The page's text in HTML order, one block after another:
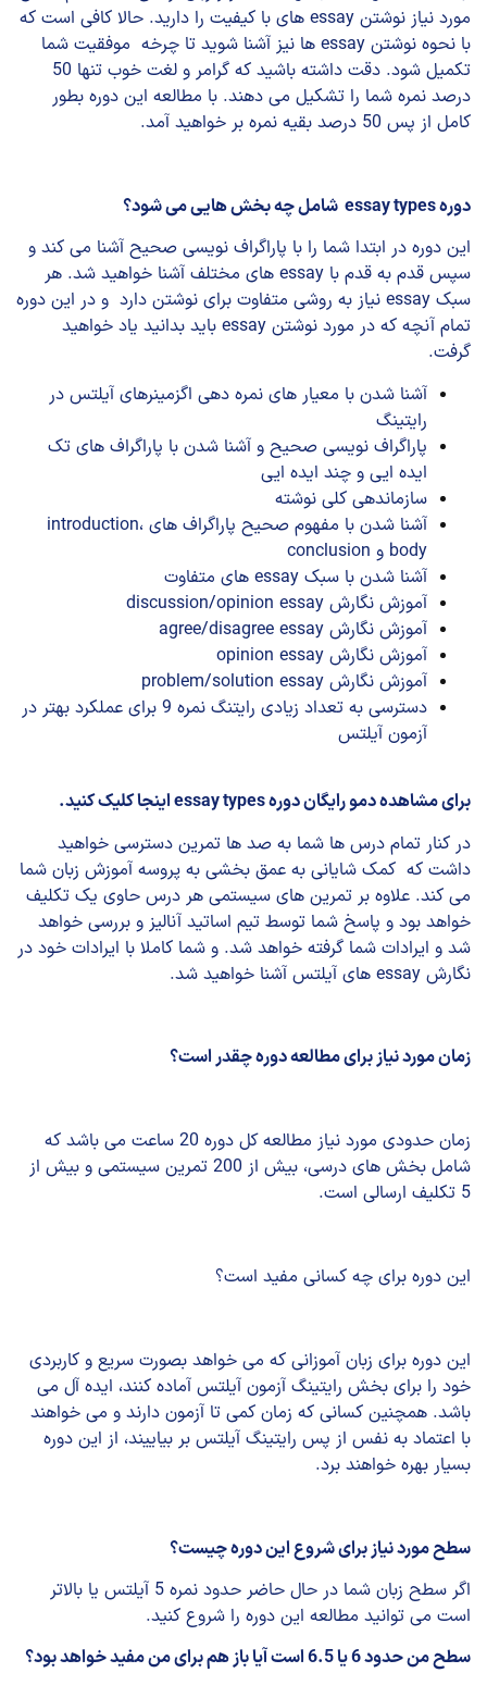
مورد نیاز نوشتن essay های با کیفیت را دارید. حالا کافی است که
با نحوه نوشتن essay ها نیز آشنا شوید تا چرخه موفقیت شما
تکمیل شود. دقت داشته باشید که گرامر و لغت خوب تنها 50
درصد نمره شما را تشکیل می دهند. با مطالعه این دوره بطور
کامل از پس 50 درصد بقیه نمره بر خواهید آمد.
دوره essay types شامل چه بخش هایی می شود؟
این دوره در ابتدا شما را با پاراگراف نویسی صحیح آشنا می کند و
سپس قدم به قدم با essay های مختلف آشنا خواهید شد. هر
سبک essay نیاز به روشی متفاوت برای نوشتن دارد و در این دوره
تمام آنچه که در مورد نوشتن essay باید بدانید یاد خواهید
گرفت.
آشنا شدن با معیار های نمره دهی اگزمینرهای آیلتس در
رایتینگ
پاراگراف نویسی صحیح و آشنا شدن با پاراگراف های تک
ایده ایی و چند ایده ایی
سازماندهی کلی نوشته
آشنا شدن با مفهوم صحیح پاراگراف های introduction،
body و conclusion
آشنا شدن با سبک essay های متفاوت
آموزش نگارش discussion/opinion essay
آموزش نگارش agree/disagree essay
آموزش نگارش opinion essay
آموزش نگارش problem/solution essay
دسترسی به تعداد زیادی رایتنگ نمره 9 برای عملکرد بهتر در
آزمون آیلتس
برای مشاهده دمو رایگان دوره essay types اینجا کلیک کنید.
در کنار تمام درس ها شما به صد ها تمرین دسترسی خواهید
داشت که کمک شایانی به عمق بخشی به پروسه آموزش زبان شما
می کند. علاوه بر تمرین های سیستمی هر درس حاوی یک تکلیف
خواهد بود و پاسخ شما توسط تیم اساتید آنالیز و بررسی خواهد
شد و ایرادات شما گرفته خواهد شد. و شما کاملا با ایرادات خود در
نگارش essay های آیلتس آشنا خواهید شد.
زمان مورد نیاز برای مطالعه دوره چقدر است؟
زمان حدودی مورد نیاز مطالعه کل دوره 20 ساعت می باشد که
شامل بخش های درسی، بیش از 200 تمرین سیستمی و بیش از
5 تکلیف ارسالی است.
این دوره برای چه کسانی مفید است؟
این دوره برای زبان آموزانی که می خواهد بصورت سریع و کاربردی
خود را برای بخش رایتینگ آزمون آیلتس آماده کنند، ایده آل می
باشد. همچنین کسانی که زمان کمی تا آزمون دارند و می خواهند
با اعتماد به نفس از پس رایتینگ آیلتس بر بیاییند، از این دوره
بسیار بهره خواهند برد.
سطح مورد نیاز برای شروع این دوره چیست؟
اگر سطح زبان شما در حال حاضر حدود نمره 5 آیلتس یا بالاتر
است می توانید مطالعه این دوره را شروع کنید.
سطح من حدود 6 یا 6.5 است آیا باز هم برای من مفید خواهد بود؟